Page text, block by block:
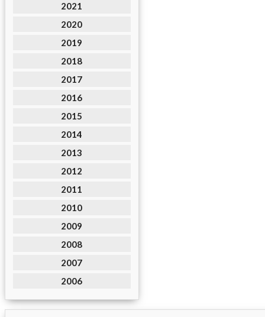
2021
2020
2019
2018
2017
2016
2015
2014
2013
2012
2011
2010
2009
2008
2007
2006